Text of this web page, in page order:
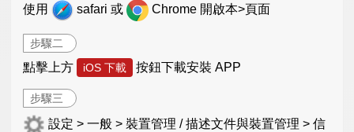
使用 safari 或 Chrome 開啟本>頁面
步驟二
點擊上方 iOS 下載 按鈕下載安裝 APP
步驟三
設定 > 一般 > 裝置管理 / 描述文件與裝置管理 > 信